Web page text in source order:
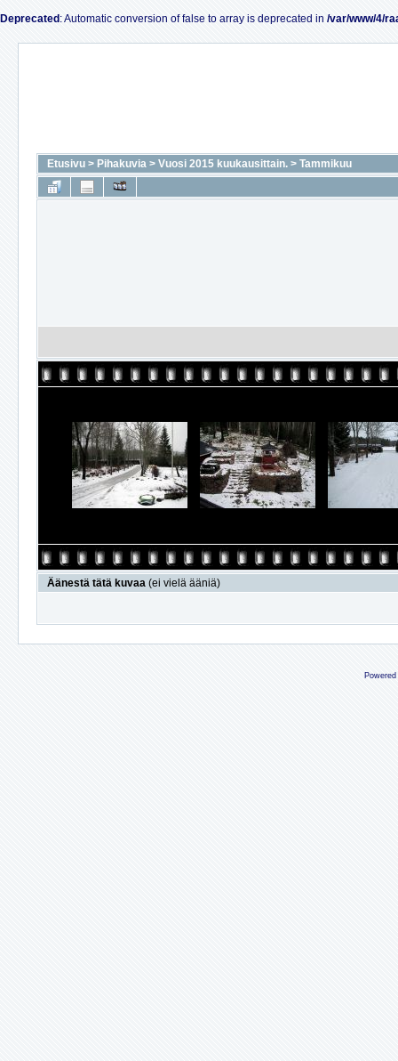
Deprecated : Automatic conversion of false to array is deprecated in /var/www/4/
Etusivu > Pihakuvia > Vuosi 2015 kuukausittain. > Tammikuu
Äänestä tätä kuvaa (ei vielä ääniä)